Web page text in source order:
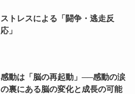
ストレスによる「闘争・逃走反
応」
感動は「脳の再起動」──感動の涙
の裏にある脳の変化と成長の可能